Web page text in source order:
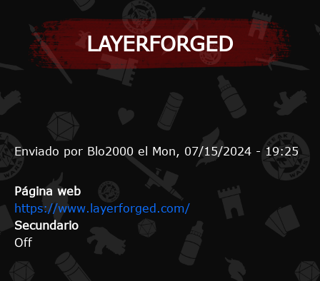
LAYERFORGED
Enviado por Blo2000 el Mon, 07/15/2024 - 19:25
Página web
https://www.layerforged.com/
Secundario
Off